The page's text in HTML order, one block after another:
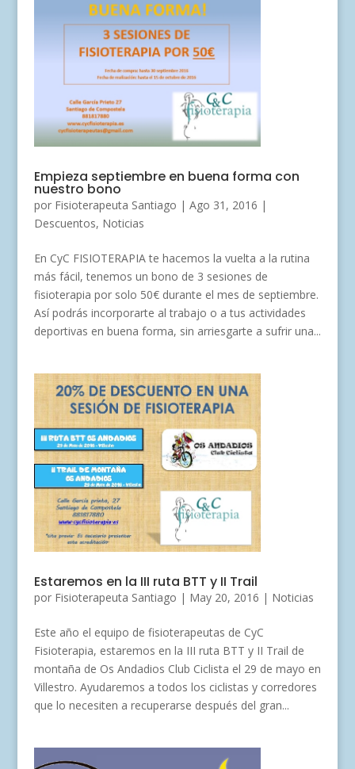
Empieza septiembre en buena forma con
nuestro bono
por Fisioterapeuta Santiago | Ago 31, 2016 |
Descuentos, Noticias
En CyC FISIOTERAPIA te hacemos la vuelta a la rutina
más fácil, tenemos un bono de 3 sesiones de
fisioterapia por solo 50€ durante el mes de septiembre.
Así podrás incorporarte al trabajo o a tus actividades
deportivas en buena forma, sin arriesgarte a sufrir una...
Estaremos en la III ruta BTT y II Trail
por Fisioterapeuta Santiago | May 20, 2016 | Noticias
Este año el equipo de fisioterapeutas de CyC
Fisioterapia, estaremos en la III ruta BTT y II Trail de
montaña de Os Andadios Club Ciclista el 29 de mayo en
Villestro. Ayudaremos a todos los ciclistas y corredores
que lo necesiten a recuperarse después del gran...